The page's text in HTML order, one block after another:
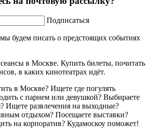
Подписаться
будем писать о предстоящих событиях
в Москве. Купить билеты, почитать
в каких кинотеатрах идёт.
в Москве? Ищете где погулять
с парнем или девушкой? Выбираете
Ищете развлечения на выходные?
отдыхом? Посещаете выставки?
на корпоратив? Кудамоскоу поможет!